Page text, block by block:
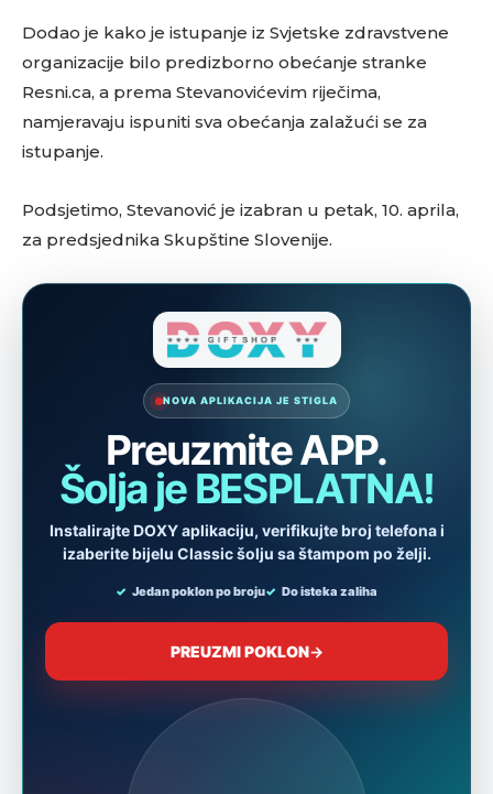
Dodao je kako je istupanje iz Svjetske zdravstvene
organizacije bilo predizborno obećanje stranke
Resni.ca, a prema Stevanovićevim riječima,
namjeravaju ispuniti sva obećanja zalažući se za
istupanje.
Podsjetimo, Stevanović je izabran u petak, 10. aprila,
za predsjednika Skupštine Slovenije.